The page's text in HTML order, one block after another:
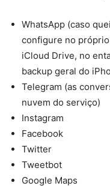
WhatsApp (caso
configure no
iCloud Drive, no
backup geral do
Telegram (as
nuvem do serviço)
Instagram
Facebook
Twitter
Tweetbot
Google Maps